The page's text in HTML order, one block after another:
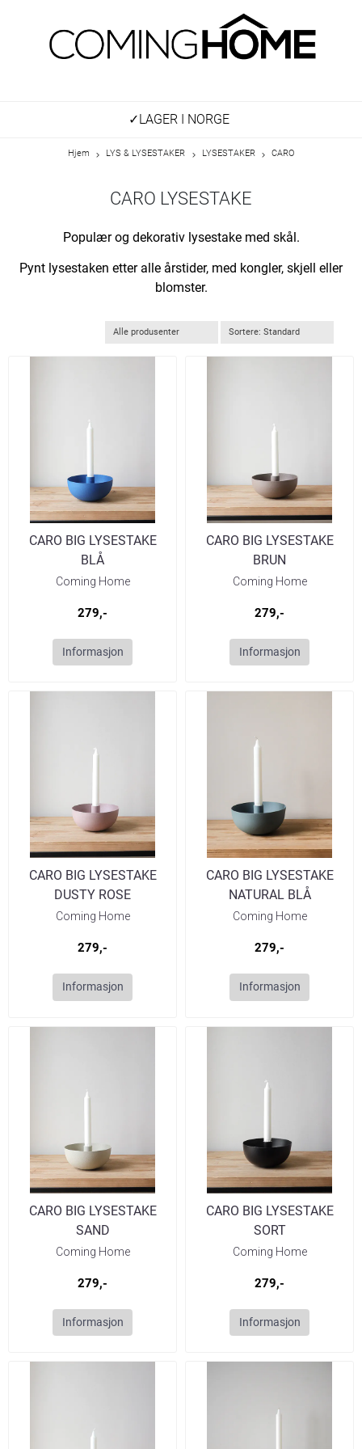
✓LAGER I NORGE
Hjem LYS & LYSESTAKER LYSESTAKER CARO
CARO LYSESTAKE
Populær og dekorativ lysestake med skål.
Pynt lysestaken etter alle årstider, med kongler, skjell eller
blomster.
CARO BIG LYSESTAKE
BLÅ
Coming Home
279,-
Informasjon
CARO BIG LYSESTAKE
BRUN
Coming Home
279,-
Informasjon
CARO BIG LYSESTAKE
DUSTY ROSE
Coming Home
279,-
Informasjon
CARO BIG LYSESTAKE
NATURAL BLÅ
Coming Home
279,-
Informasjon
CARO BIG LYSESTAKE
SAND
Coming Home
279,-
Informasjon
CARO BIG LYSESTAKE
SORT
Coming Home
279,-
Informasjon